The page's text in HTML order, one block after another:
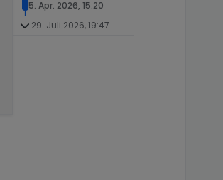
5. Apr. 2026, 15:20
29. Juli 2026, 19:47